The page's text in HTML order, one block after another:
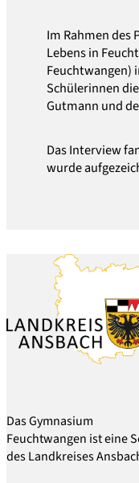
Im Rahmen des
Lebens in
Feuchtwangen)
Schülerinnen
Gutmann und
Das Interview
wurde
Das Gymnasium
Feuchtwangen ist eine
des Landkreises